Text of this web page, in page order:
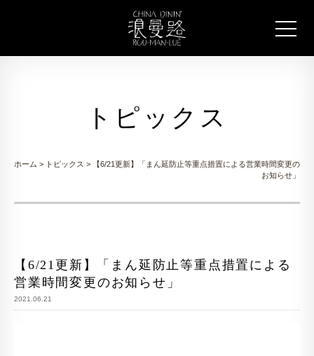
トピックス
ホーム > トピックス > 【6/21更新】「まん延防止等重点措置による営業時間変更の
お知らせ」
【6/21更新】「まん延防止等重点措置による
営業時間変更のお知らせ」
2021.06.21